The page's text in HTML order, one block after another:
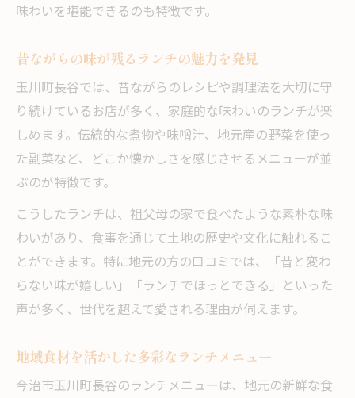
味わいを堪能できるのも特徴です。
昔ながらの味が残るランチの魅力を発見
玉川町長谷では、昔ながらのレシピや調理法を大切に守
り続けているお店が多く、家庭的な味わいのランチが楽
しめます。伝統的な煮物や味噌汁、地元産の野菜を使っ
た副菜など、どこか懐かしさを感じさせるメニューが並
ぶのが特徴です。
こうしたランチは、祖父母の家で食べたような素朴な味
わいがあり、食事を通じて土地の歴史や文化に触れるこ
とができます。特に地元の方の口コミでは、「昔と変わ
らない味が嬉しい」「ランチでほっとできる」といった
声が多く、世代を超えて愛される理由が伺えます。
地域食材を活かした多彩なランチメニュー
今治市玉川町長谷のランチメニューは、地元の新鮮な食